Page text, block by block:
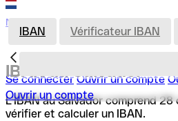
Nederland
Se connecter Ouvrir un compte
Ouvrir un compte
IBAN Vérificateur IBAN
IBAN au Salvador
L'IBAN au Salvador comprend
vérifier et calculer un IBAN.